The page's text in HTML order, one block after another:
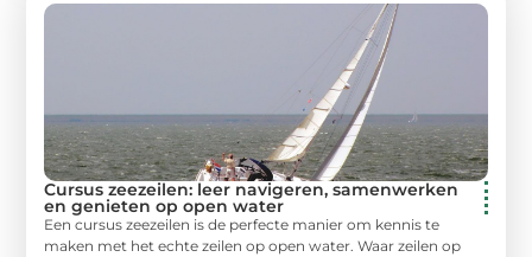
Cursus zeezeilen: leer navigeren, samenwerken
en genieten op open water
Een cursus zeezeilen is de perfecte manier om kennis te
maken met het echte zeilen op open water. Waar zeilen op